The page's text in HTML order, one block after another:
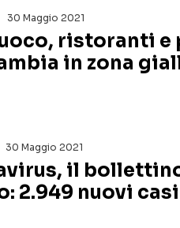
30 Maggio 2021
ristoranti e
in zona
30 Maggio 2021
il
2.949 nuovi